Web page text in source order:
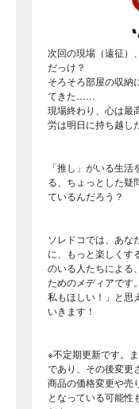
次回の現場（遠征）
だっけ？
そろそろ部屋の収納
てきた……
現場終わり、心は最
労は明日に持ち越し
「推し」がいる生
る、ちょっとした疑
ているんだろう？
ソレドコでは、あな
に、もっと楽しくす
のいる人たちによる
ためのメディアです
私もほしい！」と思
いきます！
※不定期更新です。
であり、その後変更
商品の価格変更や売
となっている可能性